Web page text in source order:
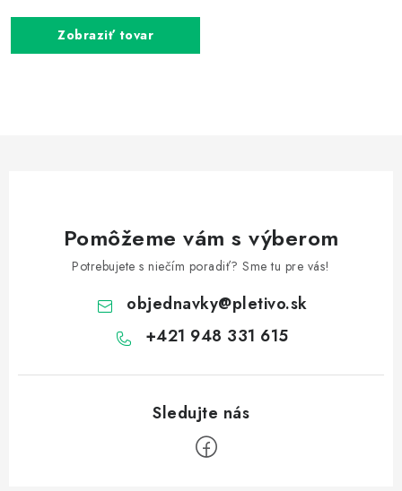
Zobraziť tovar
Pomôžeme vám s výberom
Potrebujete s niečím poradiť? Sme tu pre vás!
objednavky@pletivo.sk
+421 948 331 615